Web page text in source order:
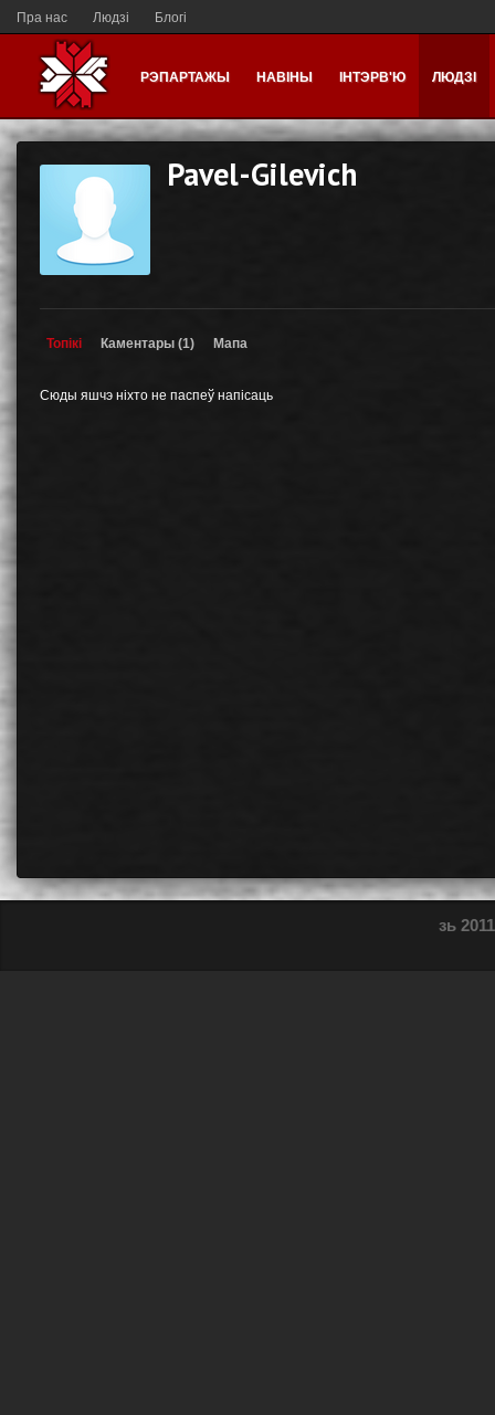
Пра нас Людзі Блогі
РЭПАРТАЖЫ НАВІНЫ ІНТЭРВ'Ю ЛЮДЗІ
Pavel-Gilevich
Топікі Каментары (1) Мапа
Сюды яшчэ ніхто не паспеў напісаць
зь 2011